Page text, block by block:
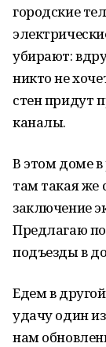
городские
убирают:
никто не
стен придут
каналы.
В этом доме
там такая же
заключение
Предлагаю
подъезды в
Едем в
удачу один
нам